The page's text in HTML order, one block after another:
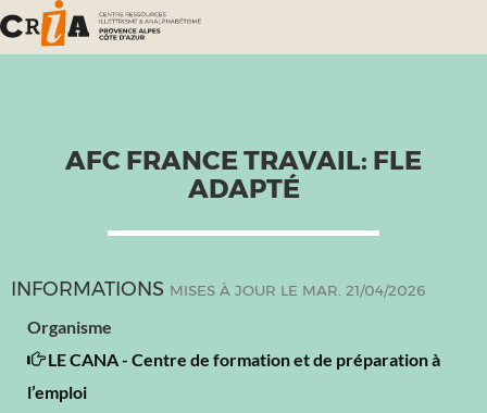
AFC FRANCE TRAVAIL: FLE
ADAPTÉ
INFORMATIONS MISES À JOUR LE MAR. 21/04/2026
Organisme
LE CANA - Centre de formation et de préparation à
l’emploi